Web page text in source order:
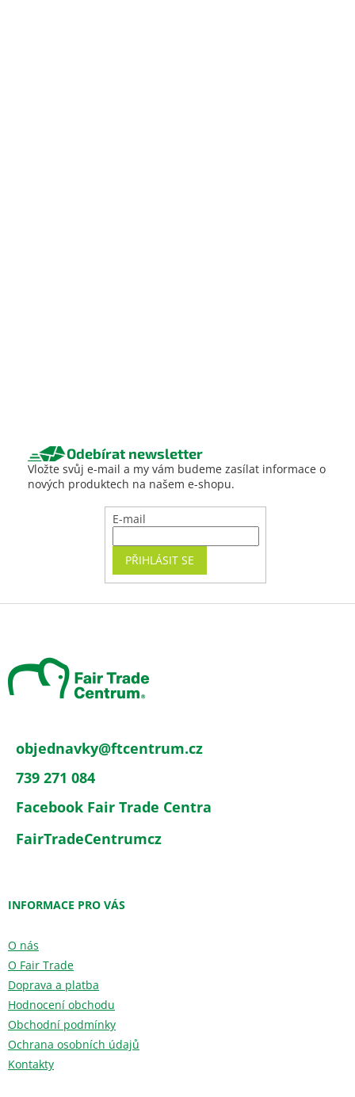
Odebírat newsletter
Vložte svůj e-mail a my vám budeme zasílat informace o
nových produktech na našem e-shopu.
E-mail
PŘIHLÁSIT SE
objednavky@ftcentrum.cz
739 271 084
Facebook Fair Trade Centra
FairTradeCentrumcz
INFORMACE PRO VÁS
O nás
O Fair Trade
Doprava a platba
Hodnocení obchodu
Obchodní podmínky
Ochrana osobních údajů
Kontakty